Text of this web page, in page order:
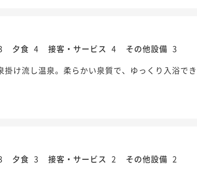
夕食 4 接客・サービス 4 その他設備 3
け流し温泉。柔らかい泉質で、ゆっくり入浴でき
夕食 3 接客・サービス 2 その他設備 2